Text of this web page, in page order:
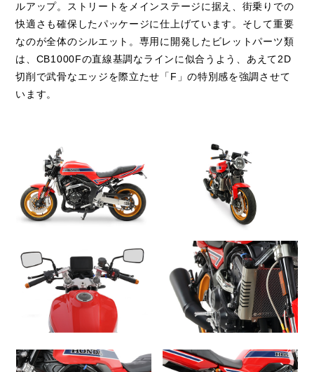
ルアップ。ストリートをメインステージに据え、街乗りでの
快適さも確保したパッケージに仕上げています。そして重要
なのが全体のシルエット。専用に開発したビレットパーツ類
は、CB1000Fの直線基調なラインに似合うよう、あえて2D
切削で武骨なエッジを際立たせ「F」の特別感を強調させて
います。